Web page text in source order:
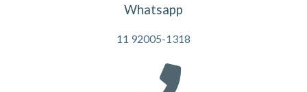
Whatsapp
11 92005-1318